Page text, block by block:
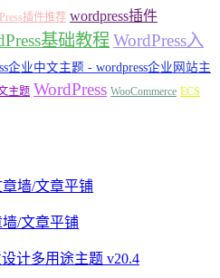
插件推荐 wordpress插件
基础教程WordPress入
企业中文主题 - wordpress企业网站主
主题 WordPress WooCommerce ECS
墙/文章平铺